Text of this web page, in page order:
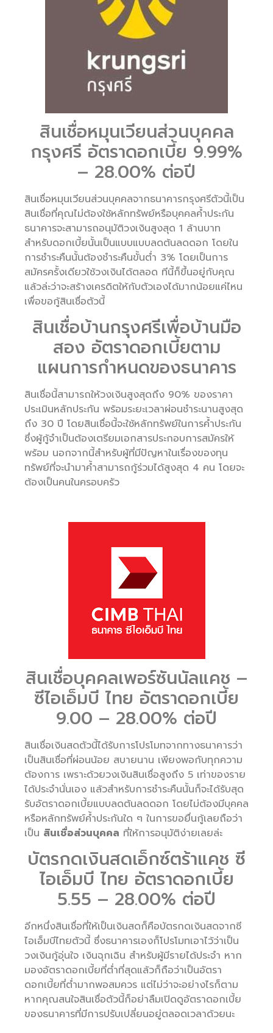
สินเชื่อหมุนเวียนส่วนบุคคล
กรุงศรี อัตราดอกเบี้ย 9.99%
– 28.00% ต่อปี
สินเชื่อหมุนเวียนส่วนบุคคลจากธนาคารกรุงศรีตัวนี้เป็น
สินเชื่อที่คุณไม่ต้องใช้หลักทรัพย์หรือบุคคลค้ำประกัน
ธนาคารจะสามารถอนุมัติวงเงินสูงสุด 1 ล้านบาท
สำหรับดอกเบี้ยนั้นเป็นแบบแบบลดต้นลดดอก โดยใน
การชำระคืนนั้นต้องชำระคืนขั้นต่ำ 3% โดยเป็นการ
สมัครครั้งเดียวใช้วงเงินได้ตลอด ทีนี้ก็ขึ้นอยู่กับคุณ
แล้วล่ะว่าจะสร้างเครดิตให้กับตัวเองได้มากน้อยแค่ไหน
เพื่อขอกู้สินเชื่อตัวนี้
สินเชื่อบ้านกรุงศรีเพื่อบ้านมือ
สอง อัตราดอกเบี้ยตาม
แผนการกำหนดของธนาคาร
สินเชื่อนี้สามารถให้วงเงินสูงสุดถึง 90% ของราคา
ประเมินหลักประกัน พร้อมระยะเวลาผ่อนชำระนานสูงสุด
ถึง 30 ปี โดยสินเชื่อนี้จะใช้หลักทรัพย์ในการค้ำประกัน
ซึ่งผู้กู้จำเป็นต้องเตรียมเอกสารประกอบการสมัครให้
พร้อม นอกจากนี้สำหรับผู้ที่มีปัญหาในเรื่องของทุน
ทรัพย์ที่จะนำมาค้ำสามารถกู้ร่วมได้สูงสุด 4 คน โดยจะ
ต้องเป็นคนในครอบครัว
สินเชื่อบุคคลเพอร์ซันนัลแคช –
ซีไอเอ็มบี ไทย อัตราดอกเบี้ย
9.00 – 28.00% ต่อปี
สินเชื่อเงินสดตัวนี้ได้รับการโปรโมทจากทางธนาคารว่า
เป็นสินเชื่อที่ผ่อนน้อย สบายนาน เพียงพอกับทุกความ
ต้องการ เพราะด้วยวงเงินสินเชื่อสูงถึง 5 เท่าของราย
ได้ประจำนั่นเอง แล้วสำหรับการชำระคืนนั้นก็จะได้รับสุด
รับอัตราดอกเบี้ยแบบลดต้นลดดอก โดยไม่ต้องมีบุคคล
หรือหลักทรัพย์ค้ำประกันใด ๆ ในการขอยื่นกู้เลยถือว่า
เป็น สินเชื่อส่วนบุคคล ที่ให้การอนุมัติง่ายเลยล่ะ
บัตรกดเงินสดเอ็กซ์ตร้าแคช ซี
ไอเอ็มบี ไทย อัตราดอกเบี้ย
5.55 – 28.00% ต่อปี
อีกหนึ่งสินเชื่อที่ให้เป็นเงินสดก็คือบัตรกดเงินสดจากซี
ไอเอ็มบีไทยตัวนี้ ซึ่งธนาคารเองก็โปรโมทเอาไว้ว่าเป็น
วงเงินกู้อุ่นใจ เงินฉุกเฉิน สำหรับผู้มีรายได้ประจำ หาก
มองอัตราดอกเบี้ยที่ต่ำที่สุดแล้วก็ถือว่าเป็นอัตรา
ดอกเบี้ยที่ต่ำมากพอสมควร แต่ไม่ว่าจะอย่างไรก็ตาม
หากคุณสนใจสินเชื่อตัวนี้ก็อย่าลืมเปิดดูอัตราดอกเบี้ย
ของธนาคารที่มีการปรับเปลี่ยนอยู่ตลอดเวลาด้วยนะ